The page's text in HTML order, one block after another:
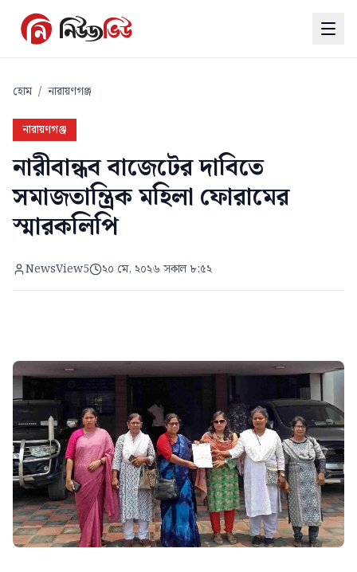
হোম / নারায়ণগঞ্জ
নারায়ণগঞ্জ
নারীবান্ধব বাজেটের দাবিতে
সমাজতান্ত্রিক মহিলা ফোরামের
স্মারকলিপি
NewsView5 ২০ মে, ২০২৬ সকাল ৮:৫২